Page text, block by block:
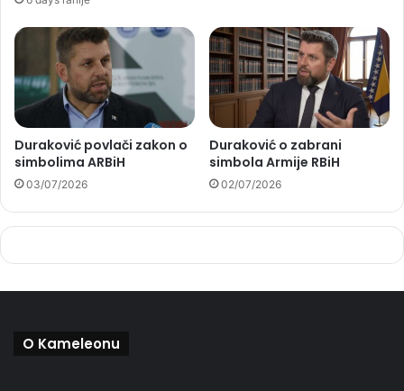
Duraković povlači zakon o
simbolima ARBiH
03/07/2026
Duraković o zabrani
simbola Armije RBiH
02/07/2026
O Kameleonu